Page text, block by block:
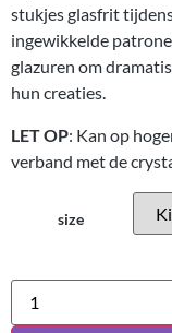
stukjes glasfrit
ingewikkelde
glazuren om
hun creaties.
LET OP: Kan op
verband met de
size